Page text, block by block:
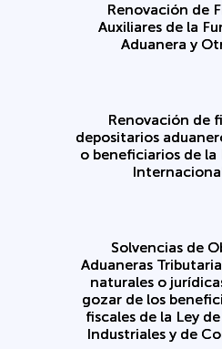
Renovación de
Auxiliares de la
Aduanera y
Renovación de
depositarios
o beneficiarios de la
Solvencias de
Aduaneras
naturales o
gozar de los
fiscales de la Ley
Industriales y de